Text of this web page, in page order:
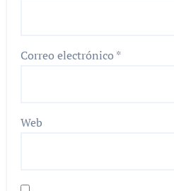
Correo electrónico *
Web